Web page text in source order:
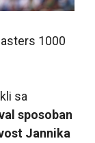
1000
sa
sposoban
Jannika